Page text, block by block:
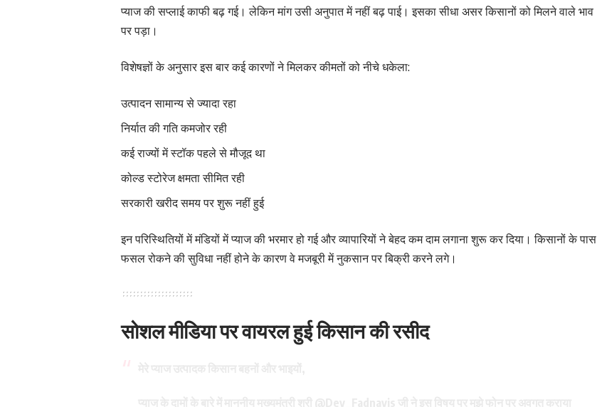
प्याज की सप्लाई काफी बढ़ गई। लेकिन मांग उसी अनुपात में नहीं बढ़ पाई। इसका सीधा असर किसानों को मिलने वाले भाव
पर पड़ा।
विशेषज्ञों के अनुसार इस बार कई कारणों ने मिलकर कीमतों को नीचे धकेला:
उत्पादन सामान्य से ज्यादा रहा
निर्यात की गति कमजोर रही
कई राज्यों में स्टॉक पहले से मौजूद था
कोल्ड स्टोरेज क्षमता सीमित रही
सरकारी खरीद समय पर शुरू नहीं हुई
इन परिस्थितियों में मंडियों में प्याज की भरमार हो गई और व्यापारियों ने बेहद कम दाम लगाना शुरू कर दिया। किसानों के पास
फसल रोकने की सुविधा नहीं होने के कारण वे मजबूरी में नुकसान पर बिक्री करने लगे।
सोशल मीडिया पर वायरल हुई किसान की रसीद